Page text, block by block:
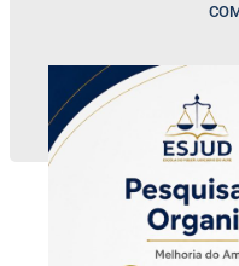
Nossos canais